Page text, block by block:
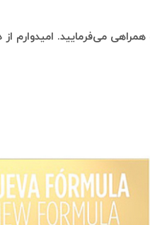
می‌فرمایید. امیدوارم از